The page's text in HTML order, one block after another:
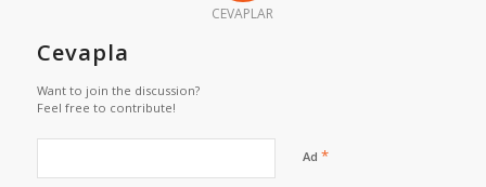
CEVAPLAR
Cevapla
Want to join the discussion?
Feel free to contribute!
Ad *